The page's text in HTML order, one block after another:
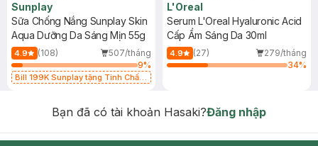
Sunplay
Sữa Chống Nắng Sunplay Skin
Aqua Dưỡng Da Sáng Mịn 55g
4.9 (108)
507/tháng
9%
Bill 199K Sunplay tặng Tinh Chất
L'Oreal
Serum L'Oreal Hyaluronic Acid
Cấp Ẩm Sáng Da 30ml
4.9 (27)
279/tháng
34%
Bạn đã có tài khoản Hasaki?Đăng nhập